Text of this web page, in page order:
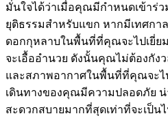
มั่นใจได้ว่าเมื่อคุณมีกำหนดเข้าร่
ยุติธรรมสำหรับแขก หากมีเทศกา
ดอกกุหลาบในพื้นที่ที่คุณจะไปเยี่ย
จะเอื้ออำนวย ดังนั้นคุณไม่ต้องกัง
และสภาพอากาศในพื้นที่ที่คุณจะไ
เดินทางของคุณมีความปลอดภัย น่
สะดวกสบายมากที่สุดเท่าที่จะเป็น